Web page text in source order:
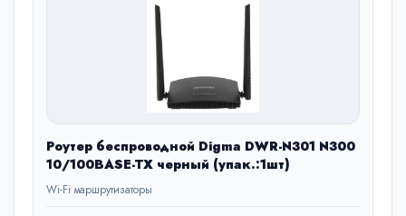
Роутер беспроводной Digma DWR-N301 N300
10/100BASE-TX черный (упак.:1шт)
Wi-Fi маршрутизаторы